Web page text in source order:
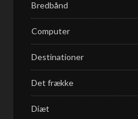
Bredbånd
Computer
Destinationer
Det frække
Diæt